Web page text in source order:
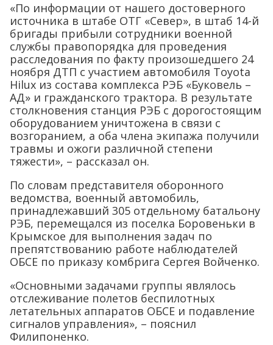
«По информации от нашего достоверного
источника в штабе ОТГ «Север», в штаб 14-й
бригады прибыли сотрудники военной
службы правопорядка для проведения
расследования по факту произошедшего 24
ноября ДТП с участием автомобиля Toyota
Hilux из состава комплекса РЭБ «Буковель –
АД» и гражданского трактора. В результате
столкновения станция РЭБ с дорогостоящим
оборудованием уничтожена в связи с
возгоранием, а оба члена экипажа получили
травмы и ожоги различной степени
тяжести», – рассказал он.
По словам представителя оборонного
ведомства, военный автомобиль,
принадлежавший 305 отдельному батальону
РЭБ, перемещался из поселка Боровеньки в
Крымское для выполнения задач по
препятствованию работе наблюдателей
ОБСЕ по приказу комбрига Сергея Войченко.
«Основными задачами группы являлось
отслеживание полетов беспилотных
летательных аппаратов ОБСЕ и подавление
сигналов управления», – пояснил
Филипоненко.